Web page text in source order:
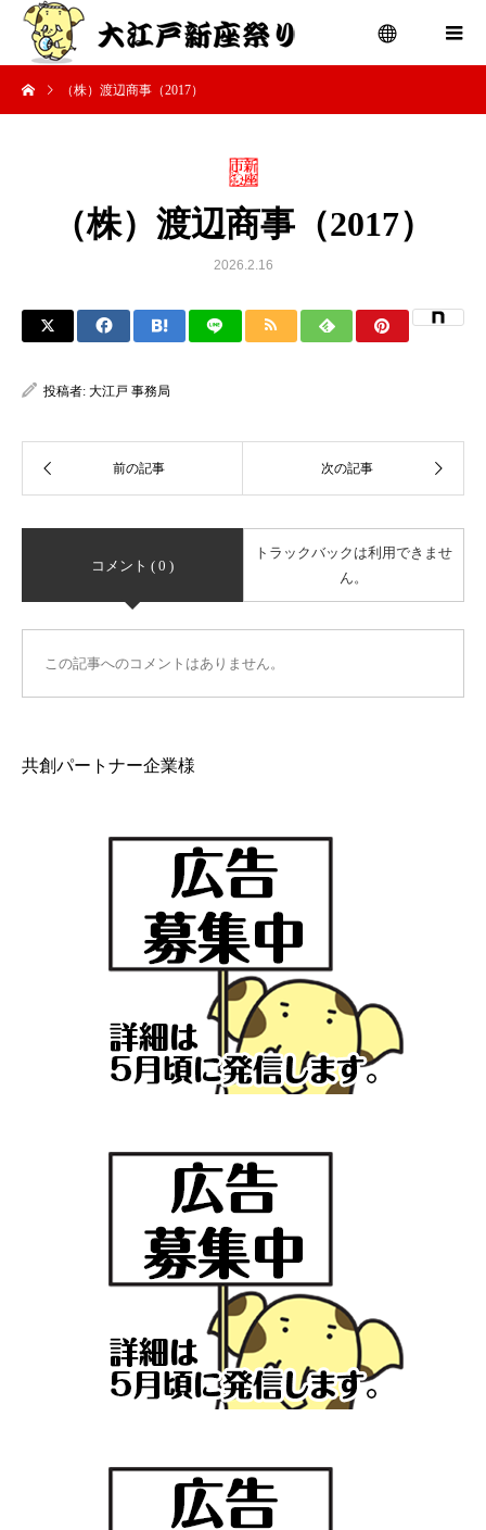
（株）渡辺商事（2017）
（株）渡辺商事（2017）
2026.2.16
投稿者: 大江戸 事務局
コメント ( 0 )
トラックバックは利用できませ
ん。
この記事へのコメントはありません。
共創パートナー企業様